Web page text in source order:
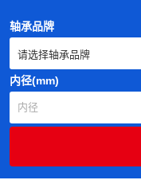
轴承品牌
内径(mm)